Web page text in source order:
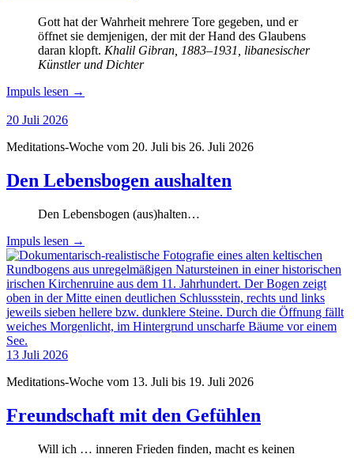
Gott hat der Wahrheit mehrere Tore gegeben, und er
öffnet sie demjenigen, der mit der Hand des Glaubens
daran klopft. Khalil Gibran, 1883–1931, libanesischer
Künstler und Dichter
Impuls lesen →
20 Juli 2026
Meditations-Woche vom 20. Juli bis 26. Juli 2026
Den Lebensbogen aushalten
Den Lebensbogen (aus)halten…
Impuls lesen →
13 Juli 2026
Meditations-Woche vom 13. Juli bis 19. Juli 2026
Freundschaft mit den Gefühlen
Will ich … inneren Frieden finden, macht es keinen